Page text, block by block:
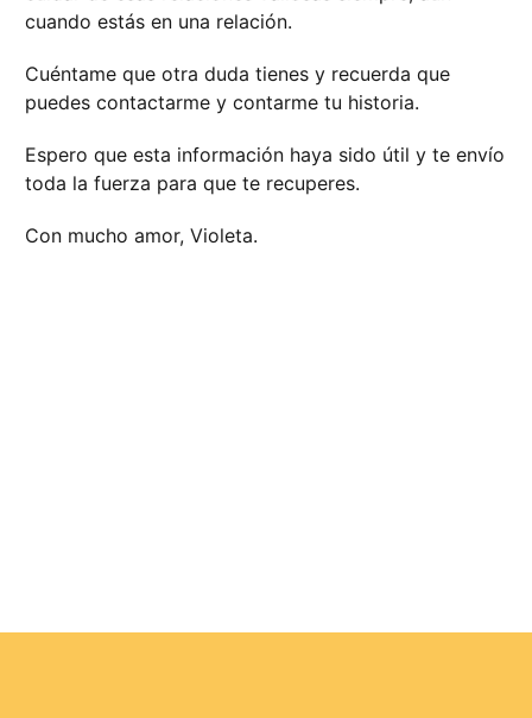
cuando estás en una relación.
Cuéntame que otra duda tienes y recuerda que
puedes contactarme y contarme tu historia.
Espero que esta información haya sido útil y te envío
toda la fuerza para que te recuperes.
Con mucho amor, Violeta.